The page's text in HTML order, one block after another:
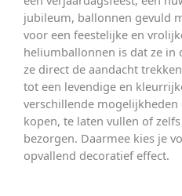
jubileum, ballonnen gevuld
voor een feestelijke en
heliumballonnen is dat ze in
ze direct de aandacht
tot een levendige en
verschillende
kopen, te laten vullen of
bezorgen. Daarmee kies je
opvallend decoratief effect.